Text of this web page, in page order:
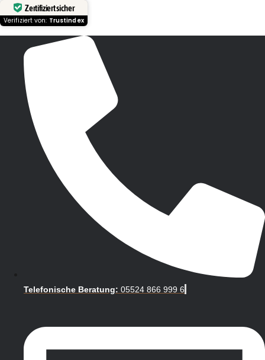
Zertifiziert sicher
Verifiziert von: Trustindex
Telefonische Beratung: 05524 866 999 6